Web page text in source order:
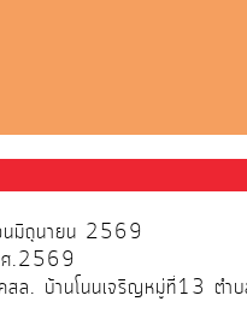
อนมิถุนายน 2569
.ศ.2569
สล. บ้านโนนเจริญหมู่ที่13 ตำ